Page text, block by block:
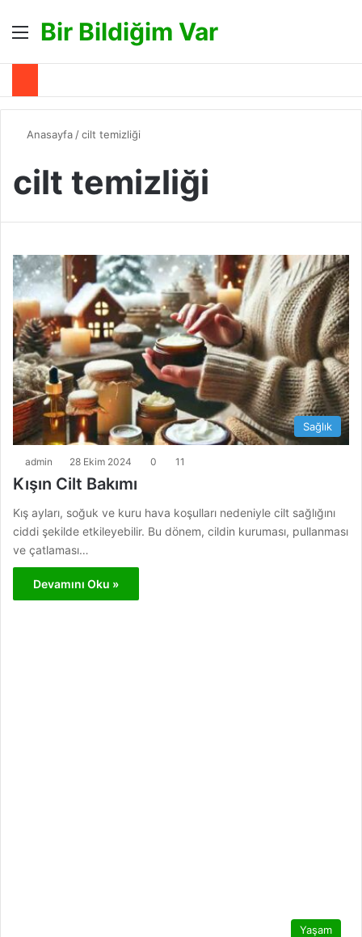
Menü
Bir Bildiğim Var
Anasayfa /cilt temizliği
cilt temizliği
Sağlık
admin 28 Ekim 2024 0 11
Kışın Cilt Bakımı
Kış ayları, soğuk ve kuru hava koşulları nedeniyle cilt sağlığını
ciddi şekilde etkileyebilir. Bu dönem, cildin kuruması, pullanması
ve çatlaması…
Devamını Oku »
Yaşam